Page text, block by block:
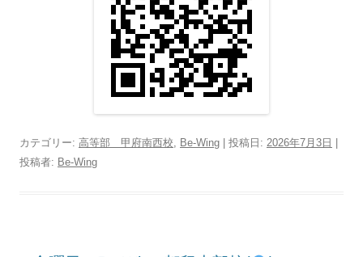
カテゴリー: 高等部 甲府南西校, Be-Wing | 投稿日: 2026年7月3日
投稿者: Be-Wing